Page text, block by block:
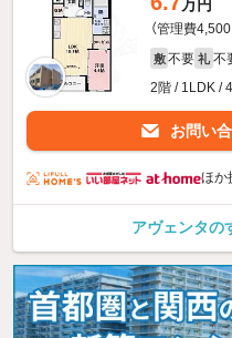
万円
（管理費4,500
敷 不要 礼 不
2階 / 1LDK /
お問い
ほか
アヴェンタの